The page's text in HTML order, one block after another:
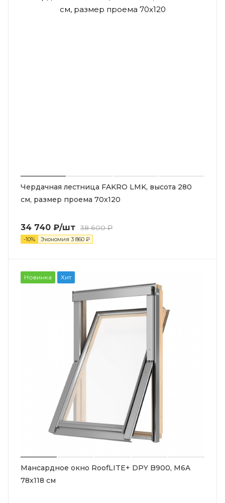
Чердачная лестница FAKRO LMK, высота 280
см, размер проема 70x120
34 740 ₽/шт 38 600₽
-10% Экономия 3 860 ₽
Новинка Хит
Мансардное окно RoofLITE+ DPY B900, M6A
78х118 см